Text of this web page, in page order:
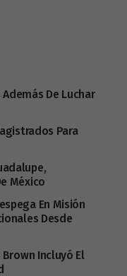
De Luchar
Para
México
En Misión
Desde
Brown Incluyó El